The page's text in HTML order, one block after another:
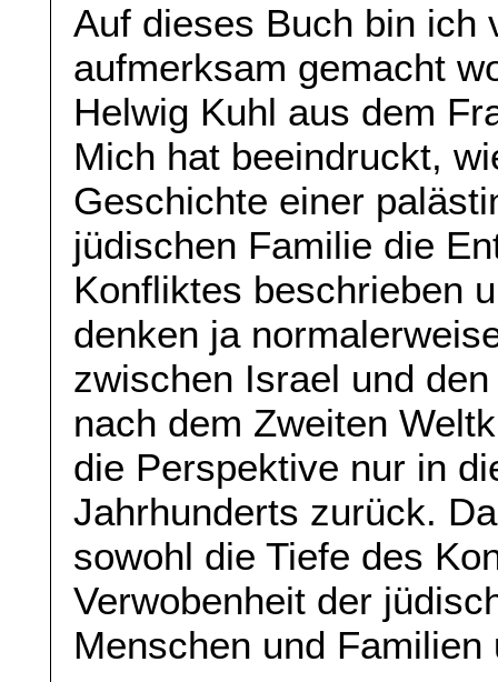
Auf dieses Buch bin ich
aufmerksam gemacht
Helwig Kuhl aus dem
Mich hat beeindruckt,
Geschichte einer
jüdischen Familie die
Konfliktes beschrieben
denken ja
zwischen Israel und
nach dem Zweiten
die Perspektive nur in
Jahrhunderts zurück.
sowohl die Tiefe des
Verwobenheit der
Menschen und